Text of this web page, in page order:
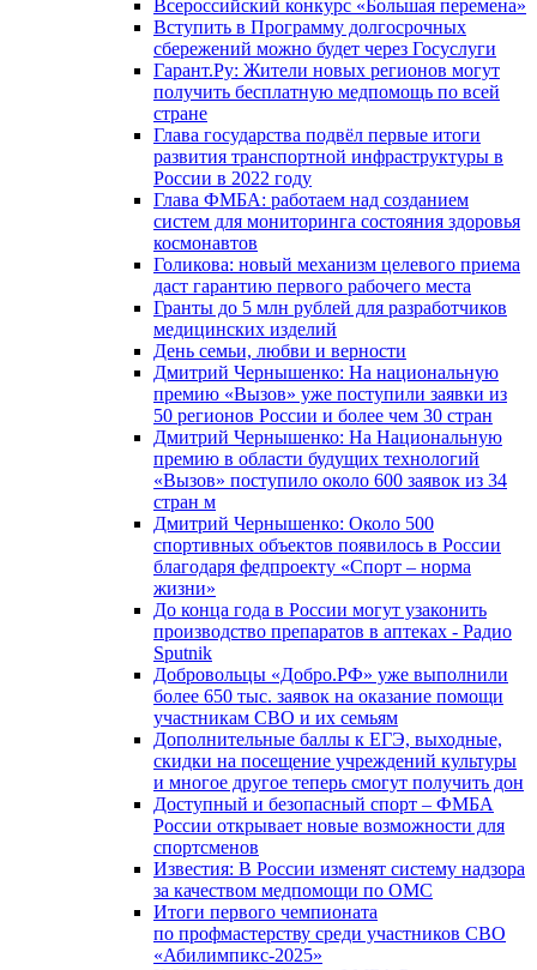
Всероссийский конкурс «Большая перемена»
Вступить в Программу долгосрочных
сбережений можно будет через Госуслуги
Гарант.Ру: Жители новых регионов могут
получить бесплатную медпомощь по всей
стране
Глава государства подвёл первые итоги
развития транспортной инфраструктуры в
России в 2022 году
Глава ФМБА: работаем над созданием
систем для мониторинга состояния здоровья
космонавтов
Голикова: новый механизм целевого приема
даст гарантию первого рабочего места
Гранты до 5 млн рублей для разработчиков
медицинских изделий
День семьи, любви и верности
Дмитрий Чернышенко: На национальную
премию «Вызов» уже поступили заявки из
50 регионов России и более чем 30 стран
Дмитрий Чернышенко: На Национальную
премию в области будущих технологий
«Вызов» поступило около 600 заявок из 34
стран м
Дмитрий Чернышенко: Около 500
спортивных объектов появилось в России
благодаря федпроекту «Спорт – норма
жизни»
До конца года в России могут узаконить
производство препаратов в аптеках - Радио
Sputnik
Добровольцы «Добро.РФ» уже выполнили
более 650 тыс. заявок на оказание помощи
участникам СВО и их семьям
Дополнительные баллы к ЕГЭ, выходные,
скидки на посещение учреждений культуры
и многое другое теперь смогут получить дон
Доступный и безопасный спорт – ФМБА
России открывает новые возможности для
спортсменов
Известия: В России изменят систему надзора
за качеством медпомощи по ОМС
Итоги первого чемпионата
по профмастерству среди участников СВО
«Абилимпикс-2025»